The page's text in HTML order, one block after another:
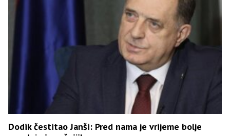
Dodik čestitao Janši: Pred nama je vrijeme bolje